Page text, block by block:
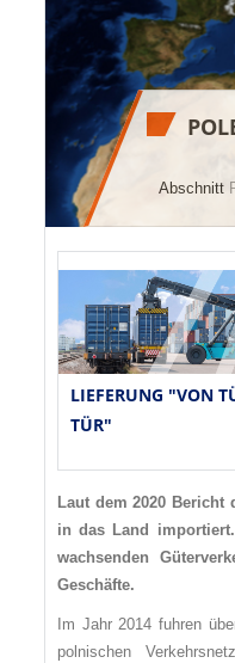
Abschnitt
LIEFERUNG "VON
TÜR"
Laut dem 2020
in das Land
wachsenden
Geschäfte.
Im Jahr 2014 fuhren
polnischen